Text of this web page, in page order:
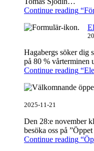
Continue reading
Hagabergs söker dig
på 80 % vårterminen
Continue reading
2025-11-21
Den 28:e november
besöka oss på ”Öppet
Continue reading